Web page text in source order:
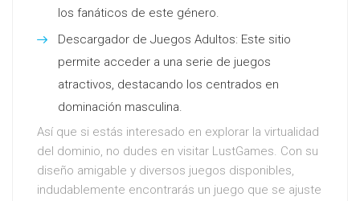
los fanáticos de este género.
Descargador de Juegos Adultos: Este sitio
permite acceder a una serie de juegos
atractivos, destacando los centrados en
dominación masculina.
Así que si estás interesado en explorar la virtualidad
del dominio, no dudes en visitar LustGames. Con su
diseño amigable y diversos juegos disponibles,
indudablemente encontrarás un juego que se ajuste